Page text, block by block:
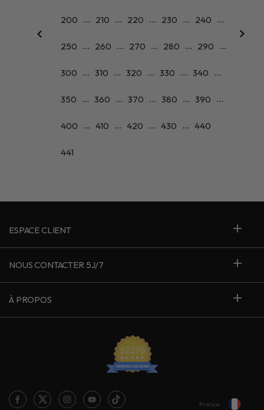
200 ... 210 ... 220 ... 230 ... 240 ...
250 ... 260 ... 270 ... 280 ... 290 ...
300 ... 310 ... 320 ... 330 ... 340 ...
350 ... 360 ... 370 ... 380 ... 390 ...
400 ... 410 ... 420 ... 430 ... 440
441
ESPACE CLIENT
NOUS CONTACTER 5J/7
À PROPOS
France